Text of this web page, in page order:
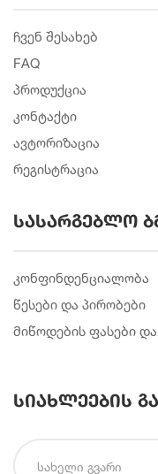
ჩვენ შესახებ
FAQ
პროდუქცია
კონტაქტი
ავტორიზაცია
რეგისტრაცია
სასარგებლო
კონფინდენციალობა
წესები და პირობები
მიწოდების ფასები
სიახლეების